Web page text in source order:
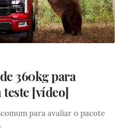
360kg para
[vídeo]
para avaliar o pacote